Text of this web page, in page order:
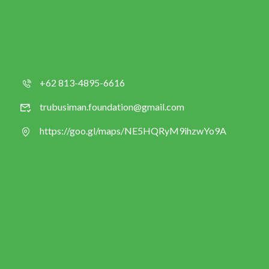
+62 813-4895-6616
trubusiman.foundation@gmail.com
https://goo.gl/maps/NE5HQRyM9ihzwYo9A